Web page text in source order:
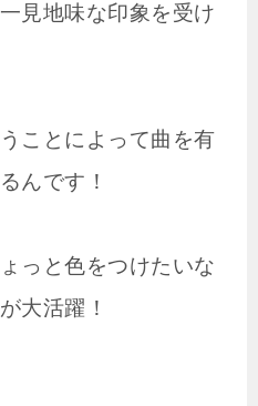
見地味な印象を受け
ことによって曲を有
んです！
っと色をつけたいな
大活躍！